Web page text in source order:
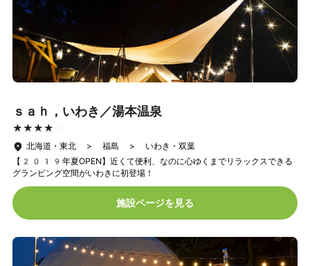
ｓａｈ，いわき／湯本温泉
★★★★★
★★★★★
北海道・東北 > 福島 > いわき・双葉
【2019年夏OPEN】近くて便利、なのに心ゆくまでリラックスできる
グランピング空間がいわきに初登場！
施設ページを見る